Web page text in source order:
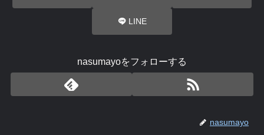
LINE
nasumayoをフォローする
nasumayo